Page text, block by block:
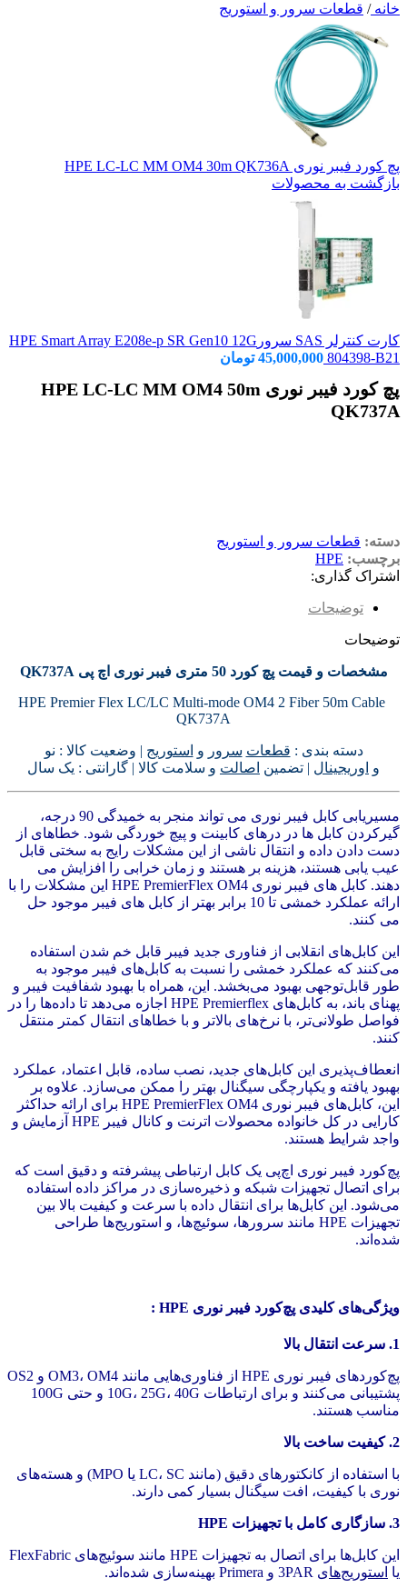
خانه/ قطعات سرور و استوریج
پچ کورد فیبر نوری HPE LC-LC MM OM4 30m QK736A
بازگشت به محصولات
کارت کنترلر SAS سرورHPE Smart Array E208e-p SR Gen10 12G
804398-B21
45,000,000 تومان
پچ کورد فیبر نوری HPE LC-LC MM OM4 50m
QK737A
دسته: قطعات سرور و استوریج
برچسب: HPE
اشتراک گذاری:
توضیحات
توضیحات
مشخصات و قیمت پچ کورد 50 متری فیبر نوری اچ پی QK737A
HPE Premier Flex LC/LC Multi‑mode OM4 2 Fiber 50m Cable
QK737A
دسته بندی : قطعات سرور و استوریج | وضعیت کالا : نو
و اوریجینال | تضمین اصالت و سلامت کالا | گارانتی : یک سال
مسیریابی کابل فیبر نوری می تواند منجر به خمیدگی 90 درجه،
گیرکردن کابل ها در درهای کابینت و پیچ خوردگی شود. خطاهای از
دست دادن داده و انتقال ناشی از این مشکلات رایج به سختی قابل
عیب یابی هستند، هزینه بر هستند و زمان خرابی را افزایش می
دهند. کابل های فیبر نوری HPE PremierFlex OM4 این مشکلات را با
ارائه عملکرد خمشی تا 10 برابر بهتر از کابل های فیبر موجود حل
می کنند.
این کابل‌های انقلابی از فناوری جدید فیبر قابل خم شدن استفاده
می‌کنند که عملکرد خمشی را نسبت به کابل‌های فیبر موجود به
طور قابل‌توجهی بهبود می‌بخشد. این، همراه با بهبود شفافیت فیبر و
پهنای باند، به کابل‌های HPE Premierflex اجازه می‌دهد تا داده‌ها را در
فواصل طولانی‌تر، با نرخ‌های بالاتر و با خطاهای انتقال کمتر منتقل
کنند.
انعطاف‌پذیری این کابل‌های جدید، نصب ساده، قابل اعتماد، عملکرد
بهبود یافته و یکپارچگی سیگنال بهتر را ممکن می‌سازد. علاوه بر
این، کابل‌های فیبر نوری HPE PremierFlex OM4 برای ارائه حداکثر
کارایی در کل خانواده محصولات اترنت و کانال فیبر HPE آزمایش و
واجد شرایط هستند.
پچ‌کورد فیبر نوری اچ‌پی یک کابل ارتباطی پیشرفته و دقیق است که
برای اتصال تجهیزات شبکه و ذخیره‌سازی در مراکز داده استفاده
می‌شود. این کابل‌ها برای انتقال داده با سرعت و کیفیت بالا بین
تجهیزات HPE مانند سرورها، سوئیچ‌ها، و استوریج‌ها طراحی
شده‌اند.
ویژگی‌های کلیدی پچ‌کورد فیبر نوری HPE :
1. سرعت انتقال بالا
پچ‌کوردهای فیبر نوری HPE از فناوری‌هایی مانند OM3، OM4 و OS2
پشتیبانی می‌کنند و برای ارتباطات 10G، 25G، 40G و حتی 100G
مناسب هستند.
2. کیفیت ساخت بالا
با استفاده از کانکتورهای دقیق (مانند LC، SC یا MPO) و هسته‌های
نوری با کیفیت، افت سیگنال بسیار کمی دارند.
3. سازگاری کامل با تجهیزات HPE
این کابل‌ها برای اتصال به تجهیزات HPE مانند سوئیچ‌های FlexFabric
یا استوریج‌های 3PAR و Primera بهینه‌سازی شده‌اند.